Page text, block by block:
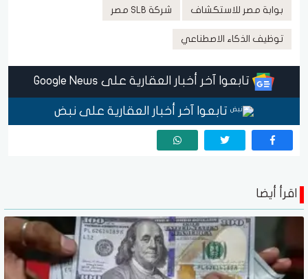
بوابة مصر للاستكشاف شركة SLB مصر
توظيف الذكاء الاصطناعي
تابعوا آخر أخبار العقارية على Google News
تابعوا آخر أخبار العقارية على نبض
اقرأ أيضا